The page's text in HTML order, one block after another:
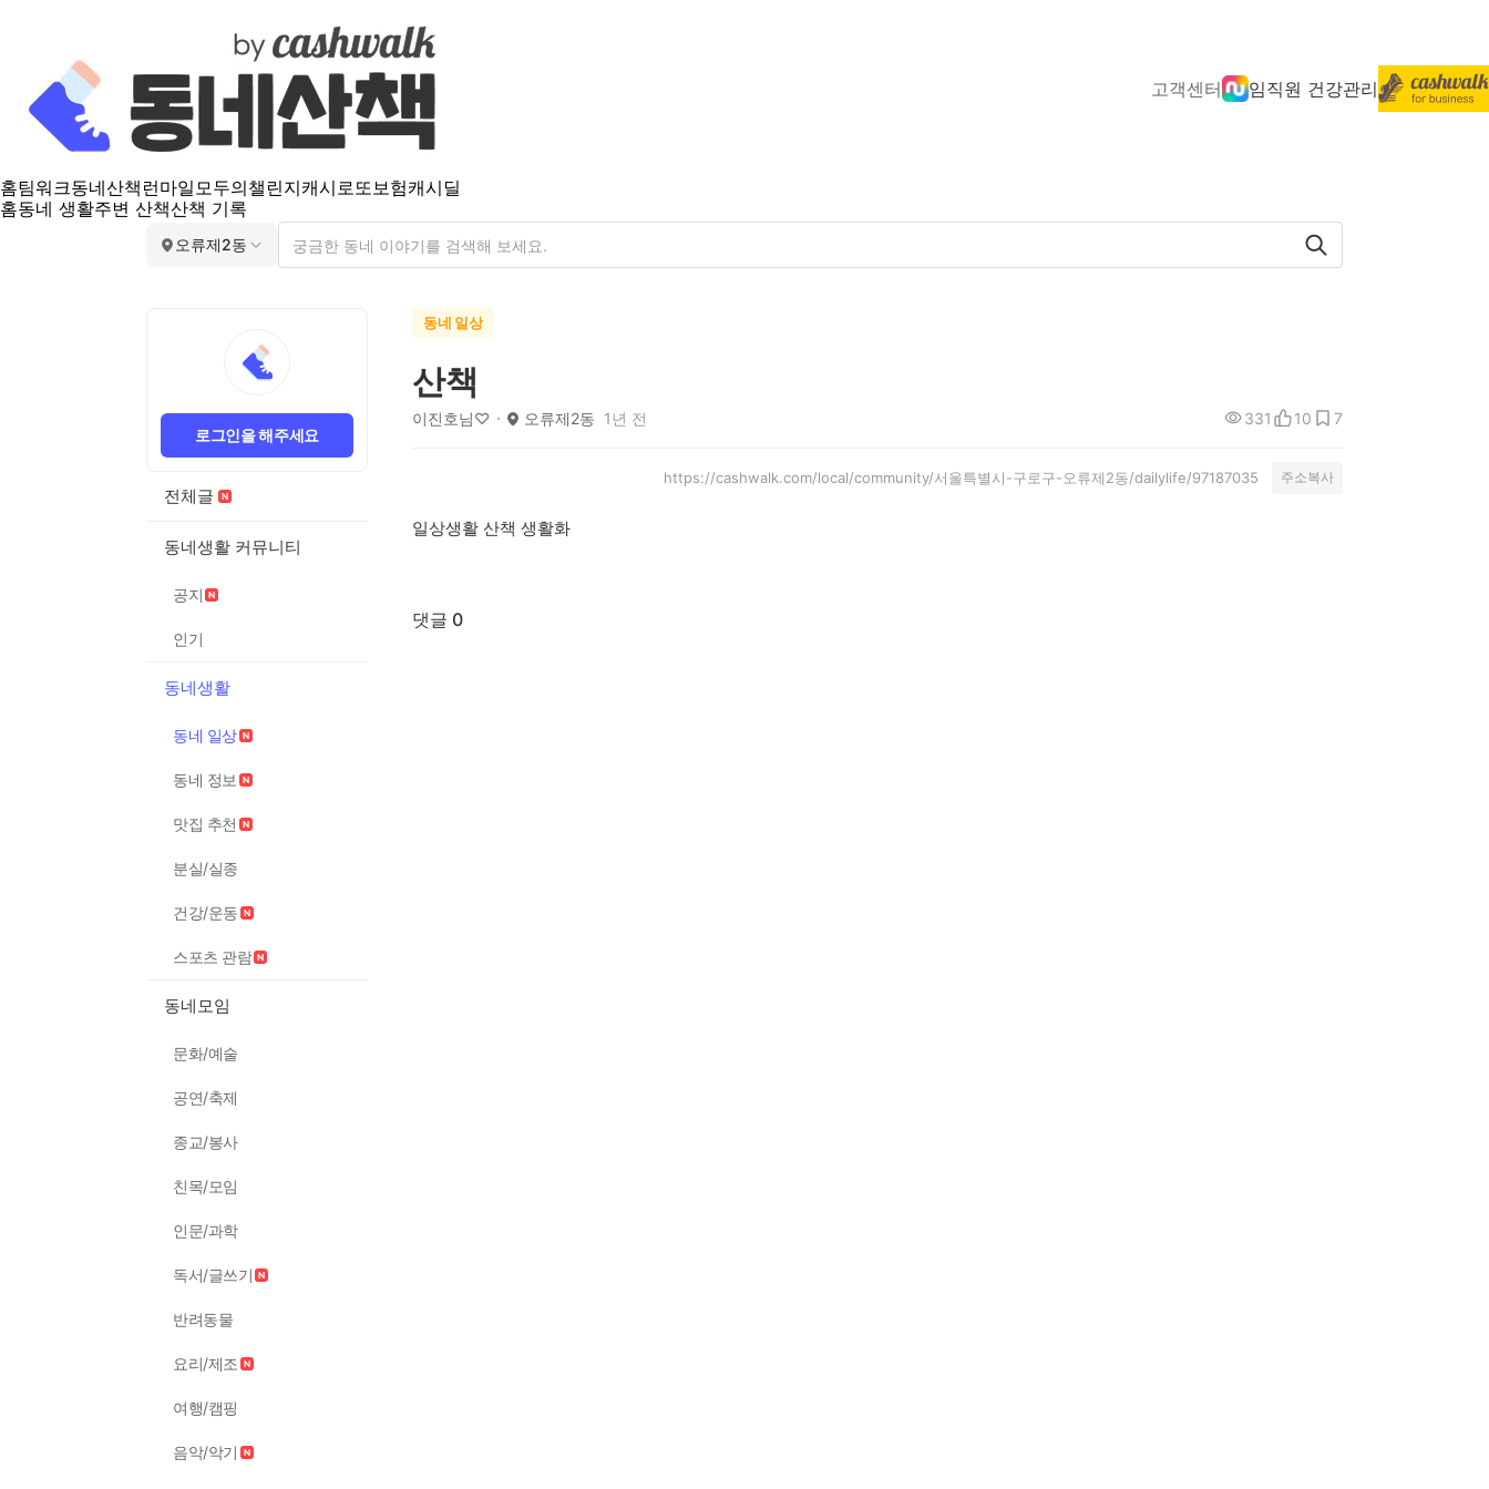
고객센터 임직원 건강관리
홈팀워크동네산책 런마일모두의챌린지캐시로또보험캐시딜
홈동네 생활주변 산책산책 기록
오류제2동
로그인을 해주세요
전체글
동네생활 커뮤니티
공지
인기
동네생활
동네 일상
동네 정보
맛집 추천
분실/실종
건강/운동
스포츠 관람
동네모임
문화/예술
공연/축제
종교/봉사
친목/모임
인문/과학
독서/글쓰기
반려동물
요리/제조
여행/캠핑
음악/악기
동네 일상
산책
이진호님♡ 오류제2동 1년 전 331 10 7
https://cashwalk.com/local/community/서울특별시-구로구-오류제2동/dailylife/97187035 주소복사
일상생활 산책 생활화
댓글 0